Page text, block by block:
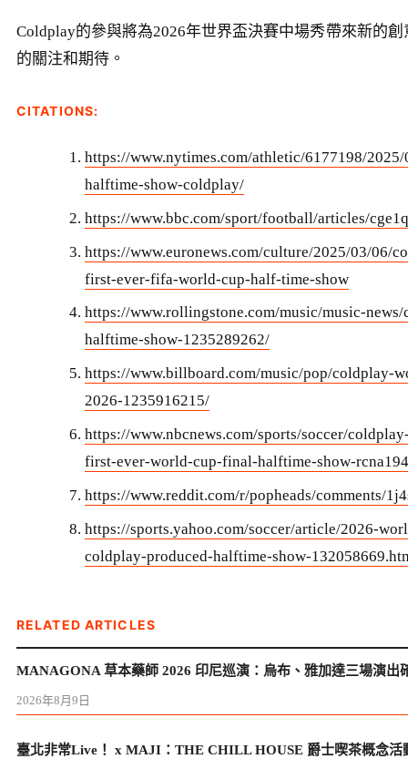
Coldplay的參與將為2026年世界盃決賽中場秀帶來新的
的關注和期待。
CITATIONS:
https://www.nytimes.com/athletic/6177198/
halftime-show-coldplay/
https://www.bbc.com/sport/football/articles/
https://www.euronews.com/culture/2025/03/06/
first-ever-fifa-world-cup-half-time-show
https://www.rollingstone.com/music/music-
halftime-show-1235289262/
https://www.billboard.com/music/pop/coldplay-
2026-1235916215/
https://www.nbcnews.com/sports/soccer/
first-ever-world-cup-final-halftime-show-
https://www.reddit.com/r/popheads/comments/
https://sports.yahoo.com/soccer/article/2026-
coldplay-produced-halftime-show-
RELATED ARTICLES
MANAGONA 草本藥師 2026 印尼巡演：烏布、雅加達三場演出
2026年8月9日
臺北非常Live！ x MAJI：THE CHILL HOUSE 爵士喫茶概念活